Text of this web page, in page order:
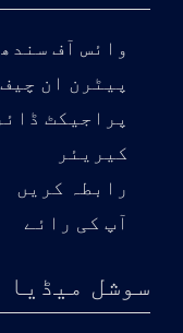
وائس آف سندھ
پیٹرن ان چیف
پراجیکٹ
کیریئر
رابطہ کریں
آپ کی رائے
سوشل میڈیا